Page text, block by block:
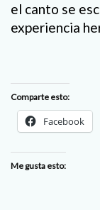
el canto se
experiencia
Comparte esto:
Facebook
Me gusta esto: